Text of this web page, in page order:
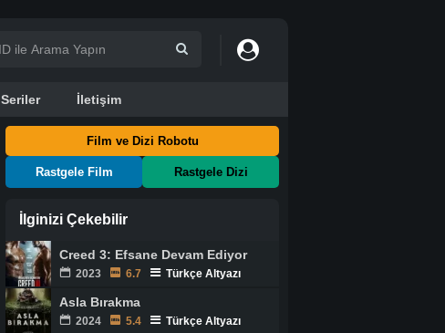
Seriler İletişim
Film ve Dizi Robotu
Rastgele Film Rastgele Dizi
İlginizi Çekebilir
Creed 3: Efsane Devam Ediyor
2023 6.7 Türkçe Altyazı
Asla Bırakma
2024 5.4 Türkçe Altyazı